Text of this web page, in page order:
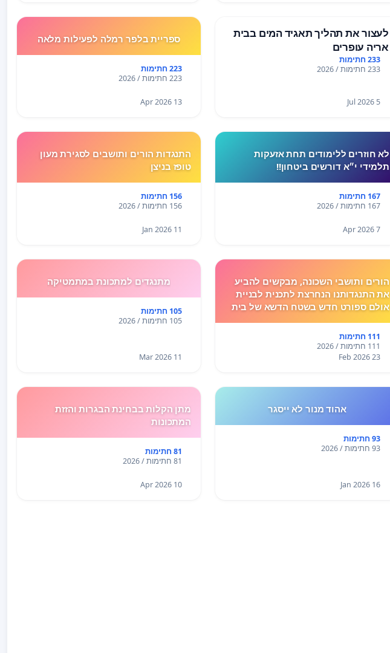
לעצור את תהליך תאגיד המים בבית
אריה עופרים
233 חתימות
233 חתימות / 2026
5 Jul 2026
ספריית בלפר רמלה לפעילות מלאה
223 חתימות
223 חתימות / 2026
13 Apr 2026
לא חוזרים ללימודים תחת אזעקות
תלמידי י״א דורשים ביטחון!!
167 חתימות
167 חתימות / 2026
7 Apr 2026
התנגדות הורים ותושבים לסגירת מעון
טופז בניצן
156 חתימות
156 חתימות / 2026
11 Jan 2026
הורים ותושבי השכונה, מבקשים להביע
את התנגדותנו הנחרצת לתכנית לבניית
אולם ספורט חדש בשטח הדשא של בית
111 חתימות
111 חתימות / 2026
23 Feb 2026
מתנגדים למתכונת במתמטיקה
105 חתימות
105 חתימות / 2026
11 Mar 2026
אהוד מנור לא ייסגר
93 חתימות
93 חתימות / 2026
16 Jan 2026
מתן הקלות בבחינת הבגרות והזזת
המתכונות
81 חתימות
81 חתימות / 2026
10 Apr 2026